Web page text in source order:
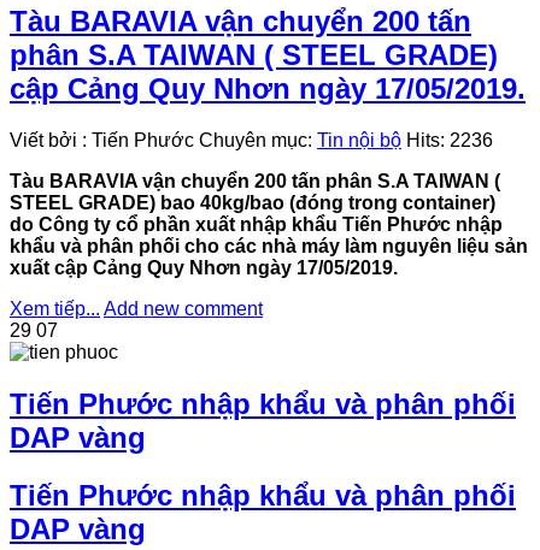
Tàu BARAVIA vận chuyển 200 tấn
phân S.A TAIWAN ( STEEL GRADE)
cập Cảng Quy Nhơn ngày 17/05/2019.
Viết bởi : Tiến Phước Chuyên mục: Tin nội bộ Hits: 2236
Tàu BARAVIA vận chuyển 200 tấn phân S.A TAIWAN (
STEEL GRADE) bao 40kg/bao (đóng trong container)
do Công ty cổ phần xuất nhập khẩu Tiến Phước nhập
khẩu và phân phối cho các nhà máy làm nguyên liệu sản
xuất cập Cảng Quy Nhơn ngày 17/05/2019.
Xem tiếp... Add new comment
29 07
Tiến Phước nhập khẩu và phân phối
DAP vàng
Tiến Phước nhập khẩu và phân phối
DAP vàng